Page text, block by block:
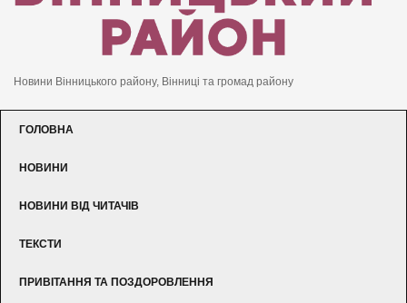
Новини Вінницького району, Вінниці та громад району
ГОЛОВНА
НОВИНИ
НОВИНИ ВІД ЧИТАЧІВ
ТЕКСТИ
ПРИВІТАННЯ ТА ПОЗДОРОВЛЕННЯ